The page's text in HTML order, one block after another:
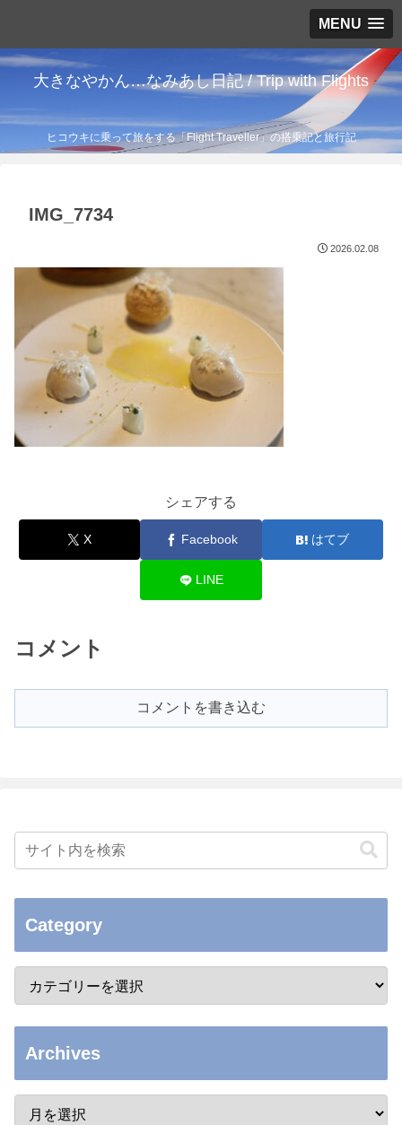
MENU
大きなやかん…なみあし日記 / Trip with Flights
ヒコウキに乗って旅をする「Flight Traveller」の搭乗記と旅行記
IMG_7734
2026.02.08
シェアする
X Facebook はてブ
LINE
コメント
コメントを書き込む
Category
Archives